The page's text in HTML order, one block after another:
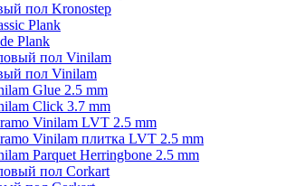
пол Kronostep
Plank
Plank
пол Vinilam
Glue 2.5 mm
Click 3.7 mm
Vinilam LVT 2.5 mm
Vinilam плитка LVT 2.5 mm
Parquet Herringbone 2.5 mm